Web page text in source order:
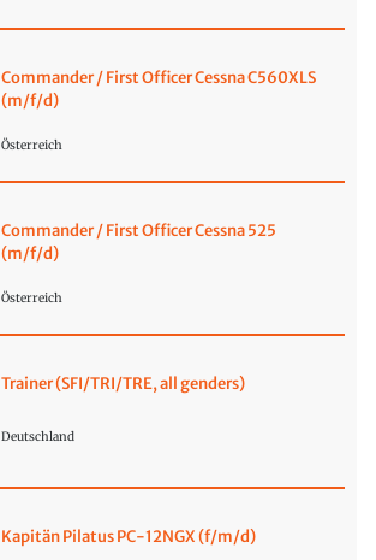
Commander / First Officer Cessna C560XLS
(m/f/d)
Österreich
Commander / First Officer Cessna 525
(m/f/d)
Österreich
Trainer (SFI/TRI/TRE, all genders)
Deutschland
Kapitän Pilatus PC-12NGX (f/m/d)